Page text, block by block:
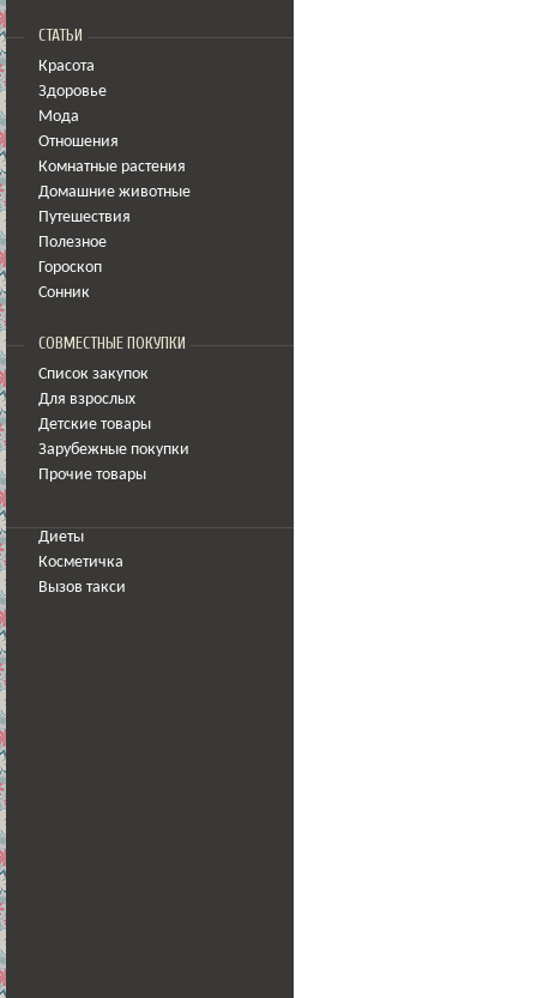
СТАТЬИ
Красота
Здоровье
Мода
Отношения
Комнатные растения
Домашние животные
Путешествия
Полезное
Гороскоп
Сонник
СОВМЕСТНЫЕ ПОКУПКИ
Список закупок
Для взрослых
Детские товары
Зарубежные покупки
Прочие товары
Диеты
Косметичка
Вызов такси